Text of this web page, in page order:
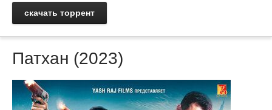
скачать торрент
Патхан (2023)